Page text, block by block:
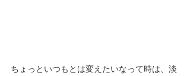
ちょっといつもとは変えたいなって時は、淡